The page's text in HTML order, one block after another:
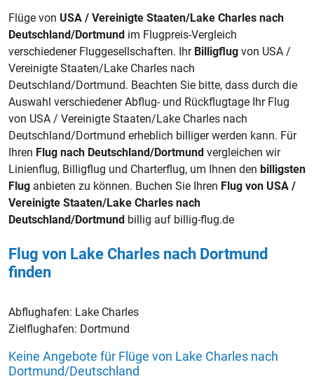
Flüge von USA / Vereinigte Staaten/Lake Charles nach
Deutschland/Dortmund im Flugpreis-Vergleich
verschiedener Fluggesellschaften. Ihr Billigflug von USA /
Vereinigte Staaten/Lake Charles nach
Deutschland/Dortmund. Beachten Sie bitte, dass durch die
Auswahl verschiedener Abflug- und Rückflugtage Ihr Flug
von USA / Vereinigte Staaten/Lake Charles nach
Deutschland/Dortmund erheblich billiger werden kann. Für
Ihren Flug nach Deutschland/Dortmund vergleichen wir
Linienflug, Billigflug und Charterflug, um Ihnen den billigsten
Flug anbieten zu können. Buchen Sie Ihren Flug von USA /
Vereinigte Staaten/Lake Charles nach
Deutschland/Dortmund billig auf billig-flug.de
Flug von Lake Charles nach Dortmund
finden
Abflughafen: Lake Charles
Zielflughafen: Dortmund
Keine Angebote für Flüge von Lake Charles nach
Dortmund/Deutschland